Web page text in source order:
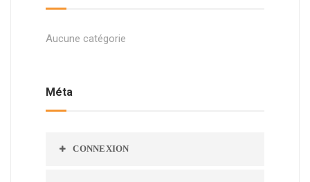
Aucune catégorie
Méta
CONNEXION